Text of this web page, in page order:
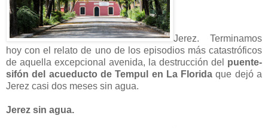
Jerez. Terminamos
hoy con el relato de uno de los episodios más catastróficos
de aquella excepcional avenida, la destrucción del puente-
sifón del acueducto de Tempul en La Florida que dejó a
Jerez casi dos meses sin agua.
Jerez sin agua.